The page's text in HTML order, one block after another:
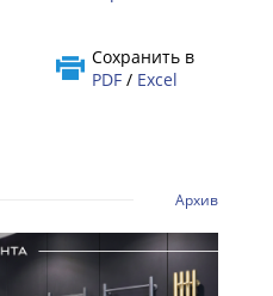
Сохранить в
PDF/ Excel
Архив